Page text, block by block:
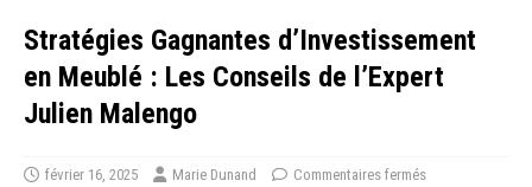
Stratégies Gagnantes d’Investissement
en Meublé : Les Conseils de l’Expert
Julien Malengo
février 16, 2025 Marie Dunand Commentaires fermés